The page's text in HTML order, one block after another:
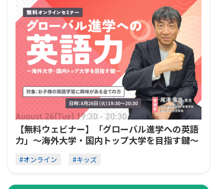
【無料ウェビナー】「グローバル進学への英語
力」〜海外大学・国内トップ大学を目指す鍵〜
#オンライン #キッズ